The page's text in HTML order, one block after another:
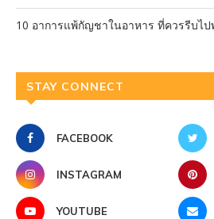
10 อาการแพ้กัญชาในอาหาร ที่ควรรีบไ
STAY CONNECT
FACEBOOK
INSTAGRAM
YOUTUBE